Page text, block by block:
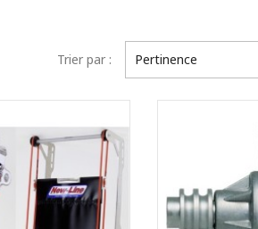
Trier par : Pertinence